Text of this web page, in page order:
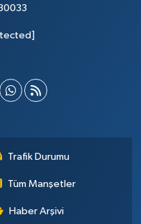
Trafik Durumu
Tüm Manşetler
Haber Arşivi